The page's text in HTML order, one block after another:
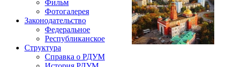
Фильм
Фотогалерея
Законодательство
Федеральное
Республиканское
Структура
Справка о РДУМ